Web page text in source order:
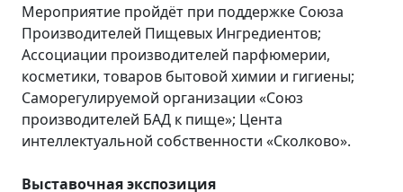
Мероприятие пройдёт при поддержке Союза
Производителей Пищевых Ингредиентов;
Ассоциации производителей парфюмерии,
косметики, товаров бытовой химии и гигиены;
Саморегулируемой организации «Союз
производителей БАД к пище»; Цента
интеллектуальной собственности «Сколково».
Выставочная экспозиция